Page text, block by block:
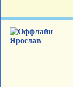
Ярослав